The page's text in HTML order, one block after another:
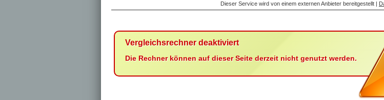
Dieser Service wird von einem externen Anbieter bereitgestellt |
Vergleichsrechner deaktiviert
Die Rechner können auf dieser Seite derzeit nicht genutzt werden.